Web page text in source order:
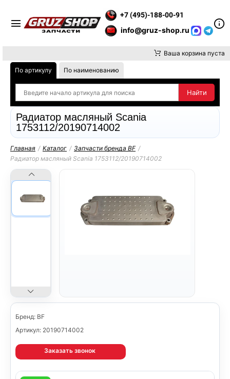
+7 (495)-188-00-91
info@gruz-shop.ru
Ваша корзина пуста
По артикулу По наименованию
Радиатор масляный Scania
1753112/20190714002
Главная / Каталог / Запчасти бренда BF /
Радиатор масляный Scania 1753112/20190714002
Бренд: BF
Артикул: 20190714002
Заказать звонок